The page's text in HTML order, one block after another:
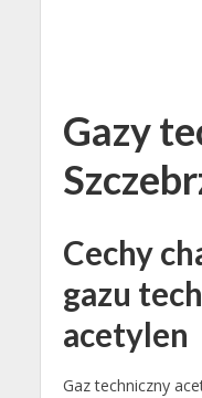
Gazy
Cechy
gazu
acetylen
Gaz techniczny